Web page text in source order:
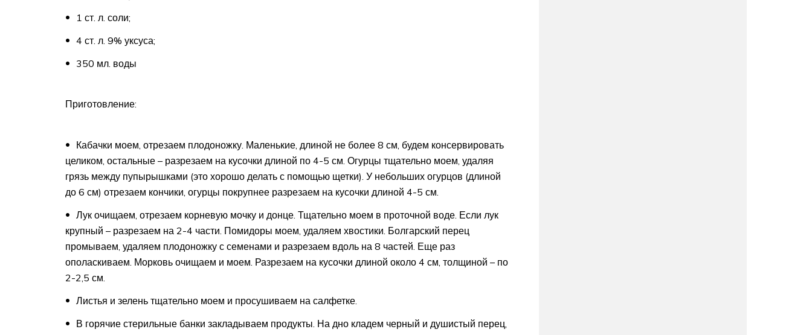
1 ст. л. соли;
4 ст. л. 9% уксуса;
350 мл. воды
Приготовление:
Кабачки моем, отрезаем плодоножку. Маленькие, длиной не более 8 см, будем консервировать
целиком, остальные – разрезаем на кусочки длиной по 4-5 см. Огурцы тщательно моем, удаляя
грязь между пупырышками (это хорошо делать с помощью щетки). У небольших огурцов (длиной
до 6 см) отрезаем кончики, огурцы покрупнее разрезаем на кусочки длиной 4-5 см.
Лук очищаем, отрезаем корневую мочку и донце. Тщательно моем в проточной воде. Если лук
крупный – разрезаем на 2-4 части. Помидоры моем, удаляем хвостики. Болгарский перец
промываем, удаляем плодоножку с семенами и разрезаем вдоль на 8 частей. Еще раз
ополаскиваем. Морковь очищаем и моем. Разрезаем на кусочки длиной около 4 см, толщиной – по
2-2,5 см.
Листья и зелень тщательно моем и просушиваем на салфетке.
В горячие стерильные банки закладываем продукты. На дно кладем черный и душистый перец,